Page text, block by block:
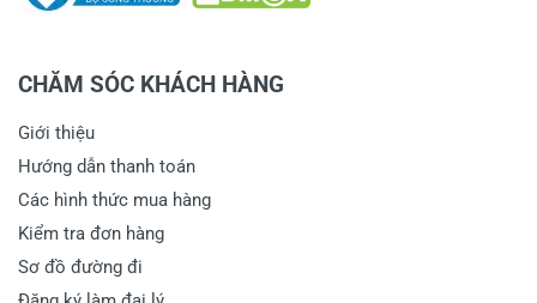
CHĂM SÓC KHÁCH HÀNG
Giới thiệu
Hướng dẫn thanh toán
Các hình thức mua hàng
Kiểm tra đơn hàng
Sơ đồ đường đi